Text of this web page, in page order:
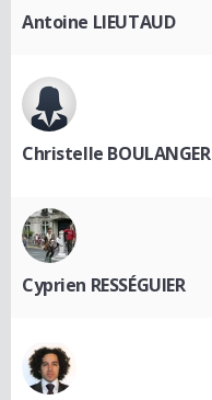
Antoine LIEUTAUD
Christelle BOULANGER
Cyprien RESSÉGUIER